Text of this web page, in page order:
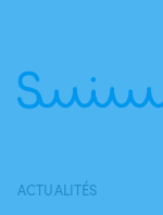
ACTUALITÉS